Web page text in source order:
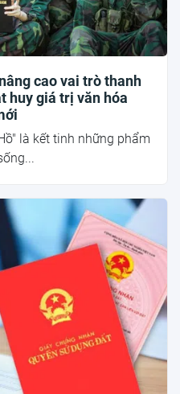
cao vai trò thanh
huy giá trị văn hóa
là kết tinh những phẩm